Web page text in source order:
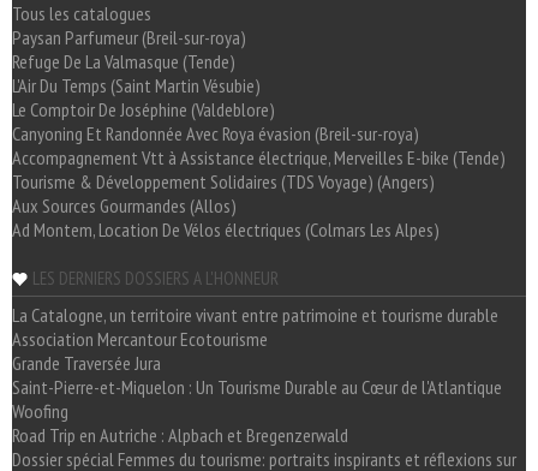
Tous les catalogues
Paysan Parfumeur (Breil-sur-roya)
Refuge De La Valmasque (Tende)
L'Air Du Temps (Saint Martin Vésubie)
Le Comptoir De Joséphine (Valdeblore)
Canyoning Et Randonnée Avec Roya évasion (Breil-sur-roya)
Accompagnement Vtt à Assistance électrique, Merveilles E-bike (Tende)
Tourisme & Développement Solidaires (TDS Voyage) (Angers)
Aux Sources Gourmandes (Allos)
Ad Montem, Location De Vélos électriques (Colmars Les Alpes)
LES DERNIERS DOSSIERS A L'HONNEUR
La Catalogne, un territoire vivant entre patrimoine et tourisme durable
Association Mercantour Ecotourisme
Grande Traversée Jura
Saint-Pierre-et-Miquelon : Un Tourisme Durable au Cœur de l'Atlantique
Woofing
Road Trip en Autriche : Alpbach et Bregenzerwald
Dossier spécial Femmes du tourisme: portraits inspirants et réflexions sur